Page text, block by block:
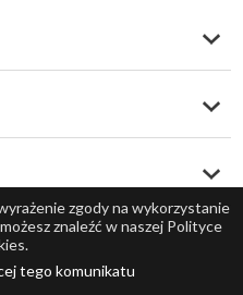
zgody na wykorzystanie
znaleźć w naszej Polityce
tego komunikatu